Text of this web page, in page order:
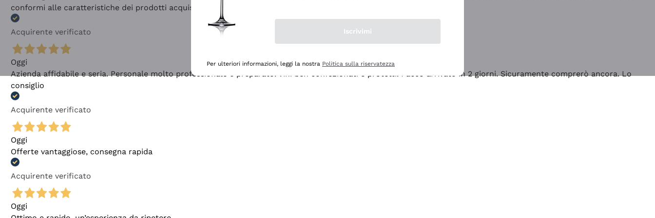
conformi alle caratteristiche dei prodotti acquistati
Acquirente verificato
Oggi
Azienda affidabile e seria. Personale molto professionale e preparato. Vini ben confezionati e protetti. Pacco arrivato in 2 giorni. Sicuramente comprerò ancora. Lo
consiglio
Acquirente verificato
Oggi
Offerte vantaggiose, consegna rapida
Acquirente verificato
Oggi
Iscrivimi
Per ulteriori informazioni, leggi la nostra Politica sulla riservatezza